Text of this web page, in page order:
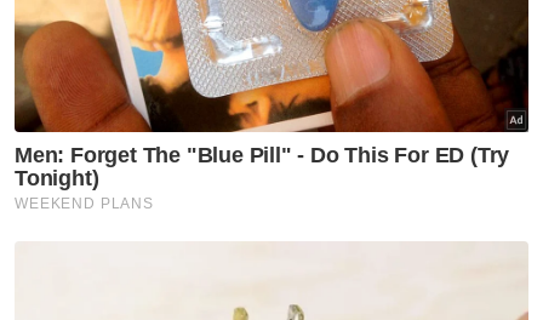
berperingkat dinaik taraf untuk memberi
satu persekitaran perniagaan yang selesa.
Begitu juga program pemindahan dan
pemutihan penjaja agar kelihatan lebih
teratur.